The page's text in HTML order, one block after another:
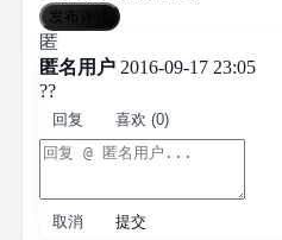
发布评论
匿
匿名用户 2016-09-17 23:05
??
回复 喜欢 (0)
取消 提交